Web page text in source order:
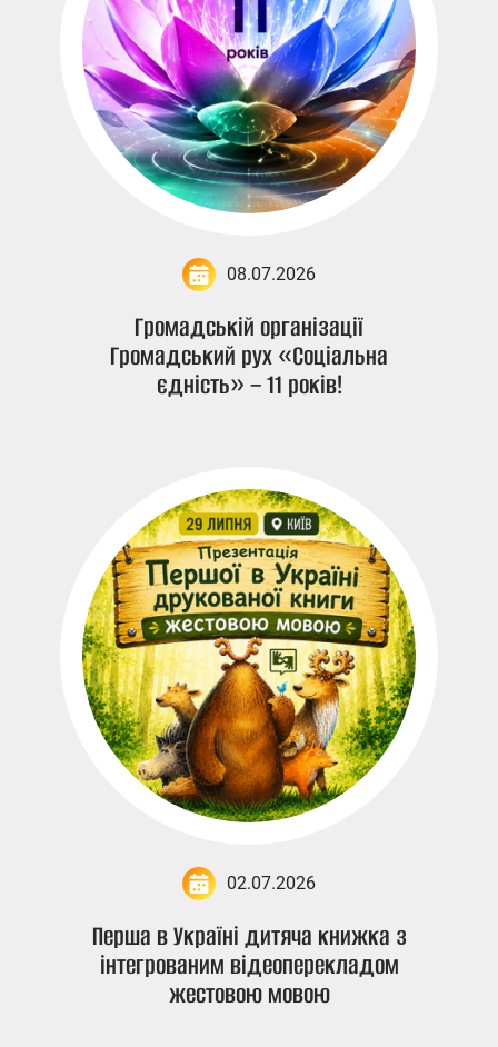
08.07.2026
Громадській організації
Громадський рух «Соціальна
єдність» – 11 років!
02.07.2026
Перша в Україні дитяча книжка з
інтегрованим відеоперекладом
жестовою мовою